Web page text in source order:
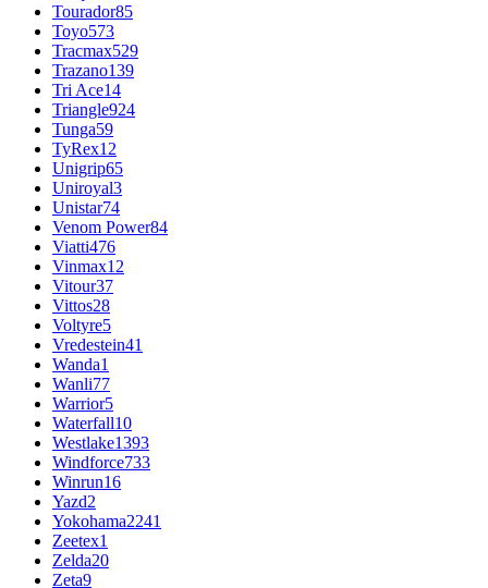
Tourador85
Toyo573
Tracmax529
Trazano139
Tri Ace14
Triangle924
Tunga59
TyRex12
Unigrip65
Uniroyal3
Unistar74
Venom Power84
Viatti476
Vinmax12
Vitour37
Vittos28
Voltyre5
Vredestein41
Wanda1
Wanli77
Warrior5
Waterfall10
Westlake1393
Windforce733
Winrun16
Yazd2
Yokohama2241
Zeetex1
Zelda20
Zeta9